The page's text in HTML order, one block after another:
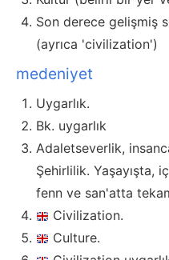
Son derece gelişmiş
(ayrıca 'civilization')
medeniyet
Uygarlık.
Bk. uygarlık
Adaletseverlik,
Şehirlilik. Yaşayışta,
fenn ve san'atta
Civilization.
Culture.